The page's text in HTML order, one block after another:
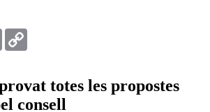
Email
totes les propostes
consell